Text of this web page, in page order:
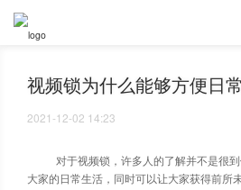
视频锁为什么能够方便日
2021-12-02 14:23
对于视频锁，许多人的了解并不是很
大家的日常生活，同时可以让大家获得前所